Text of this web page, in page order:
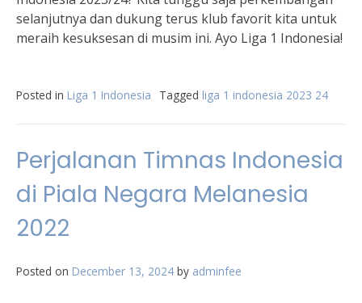
selanjutnya dan dukung terus klub favorit kita untuk
meraih kesuksesan di musim ini. Ayo Liga 1 Indonesia!
Posted in Liga 1 Indonesia Tagged liga 1 indonesia 2023 24
Perjalanan Timnas Indonesia
di Piala Negara Melanesia
2022
Posted on December 13, 2024 by adminfee